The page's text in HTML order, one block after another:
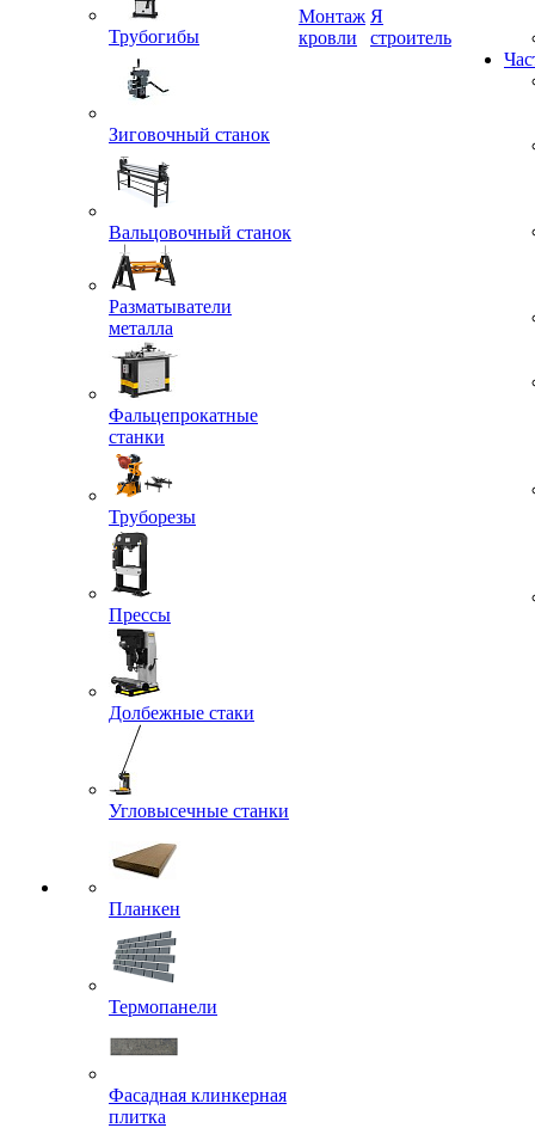
Трубогибы
Зиговочный станок
Вальцовочный станок
Разматыватели
металла
Фальцепрокатные
станки
Труборезы
Прессы
Долбежные стаки
Угловысечные станки
Планкен
Термопанели
Фасадная клинкерная
плитка